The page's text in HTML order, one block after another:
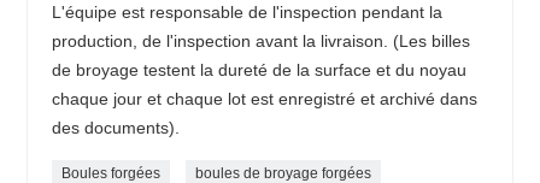
L'équipe est responsable de l'inspection pendant la
production, de l'inspection avant la livraison. (Les billes
de broyage testent la dureté de la surface et du noyau
chaque jour et chaque lot est enregistré et archivé dans
des documents).
Boules forgées boules de broyage forgées